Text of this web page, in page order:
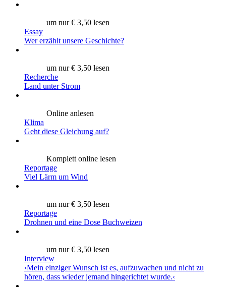
um nur € 3,50 lesen
Essay
Wer erzählt unsere Geschichte?
um nur € 3,50 lesen
Recherche
Land unter Strom
Online anlesen
Klima
Geht diese Gleichung auf?
Komplett online lesen
Reportage
Viel Lärm um Wind
um nur € 3,50 lesen
Reportage
Drohnen und eine Dose Buchweizen
um nur € 3,50 lesen
Interview
›Mein einziger Wunsch ist es, aufzuwachen und nicht zu
hören, dass wieder jemand hingerichtet wurde.‹